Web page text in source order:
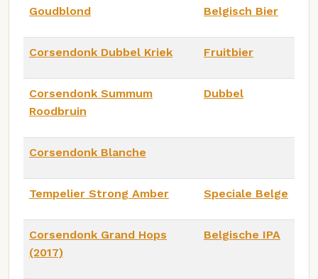
Goudblond
Belgisch Bier
Corsendonk Dubbel Kriek Fruitbier
Corsendonk Summum
Roodbruin
Dubbel
Corsendonk Blanche
Tempelier Strong Amber Speciale Belge
Corsendonk Grand Hops
(2017)
Belgische IPA